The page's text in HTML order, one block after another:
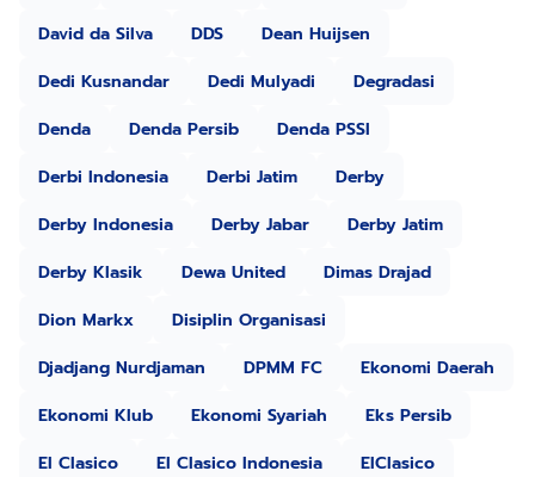
David da Silva
DDS
Dean Huijsen
Dedi Kusnandar
Dedi Mulyadi
Degradasi
Denda
Denda Persib
Denda PSSI
Derbi Indonesia
Derbi Jatim
Derby
Derby Indonesia
Derby Jabar
Derby Jatim
Derby Klasik
Dewa United
Dimas Drajad
Dion Markx
Disiplin Organisasi
Djadjang Nurdjaman
DPMM FC
Ekonomi Daerah
Ekonomi Klub
Ekonomi Syariah
Eks Persib
El Clasico
El Clasico Indonesia
ElClasico